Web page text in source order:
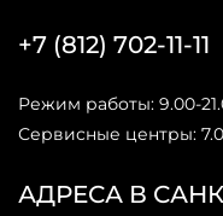
АДРЕСА В
+7 (812) 702-11-11
Режим работы: 9.00-
Сервисные центры: